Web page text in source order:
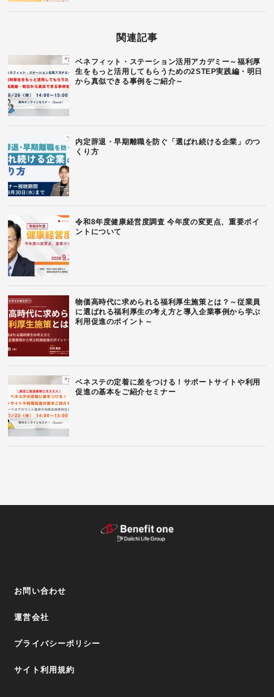
関連記事
ベネフィット・ステーション活用アカデミー～福利厚
生をもっと活用してもらうための2STEP実践編・明日
から真似できる事例をご紹介～
内定辞退・早期離職を防ぐ「選ばれ続ける企業」のつ
くり方
令和8年度健康経営度調査 今年度の変更点、重要ポイ
ントについて
物価高時代に求められる福利厚生施策とは？～従業員
に選ばれる福利厚生の考え方と導入企業事例から学ぶ
利用促進のポイント～
ベネステの定着に差をつける！サポートサイトや利用
促進の基本をご紹介セミナー
お問い合わせ
運営会社
プライバシーポリシー
サイト利用規約